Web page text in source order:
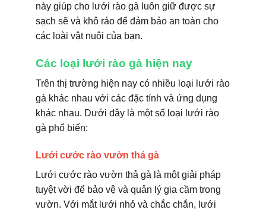
này giúp cho lưới rào gà luôn giữ được sự
sạch sẽ và khô ráo để đảm bảo an toàn cho
các loài vật nuôi của bạn.
Các loại lưới rào gà hiện nay
Trên thị trường hiện nay có nhiều loại lưới rào
gà khác nhau với các đặc tính và ứng dụng
khác nhau. Dưới đây là một số loại lưới rào
gà phổ biến:
Lưới cước rào vườn thả gà
Lưới cước rào vườn thả gà là một giải pháp
tuyệt vời để bảo vệ và quản lý gia cầm trong
vườn. Với mắt lưới nhỏ và chắc chắn, lưới